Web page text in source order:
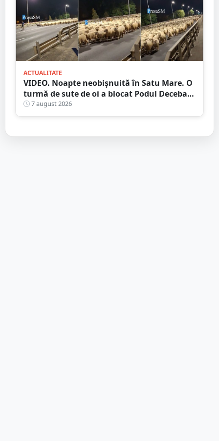
ACTUALITATE
VIDEO. Noapte neobișnuită în Satu Mare. O
turmă de sute de oi a blocat Podul Decebal.
Gest de apreciat al ciobanului
7 august 2026